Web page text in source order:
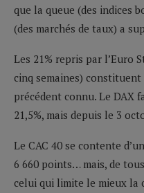
que la queue (des indices
(des marchés de taux) a
Les 21% repris par l’Euro
cinq semaines)
précédent connu. Le DAX
21,5%, mais depuis le 3
Le CAC 40 se contente
6 660 points… mais, de
celui qui limite le mieux la